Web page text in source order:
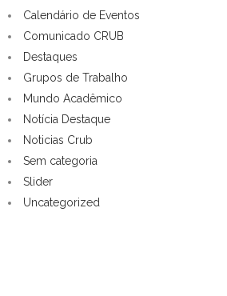
Calendário de Eventos
Comunicado CRUB
Destaques
Grupos de Trabalho
Mundo Acadêmico
Notícia Destaque
Noticias Crub
Sem categoria
Slider
Uncategorized